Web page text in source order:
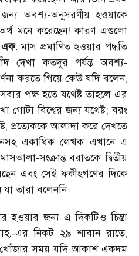
জন্য অবশ্য-অনুসরণীয় হওয়াকে
মনে করেছেন! কারণ এগুলো
এক.মাস প্রমাণিত হওয়ার পদ্ধতি
দেখা কতদূর পর্যন্ত অবশ্য-
করতে গিয়ে কেউ যদি বলেন,
সবার পক্ষ হতে যথেষ্ট তাহলে এর
গোটা বিশ্বের জন্য যথেষ্ট; বরং
প্রত্যেককে আলাদা করে দেখতে
একাধিক লেখক এখানে এ
সংক্রান্ত বরাতকে দ্বিতীয়
এবং সেই ফকীহগণের দিকে
তারা বলেননি।
হওয়ার জন্য এ দিকটিও চিন্তা
এর নিকট ২৯ শাবান রাতে,
খোঁজার সময় যদি আকাশ একদম